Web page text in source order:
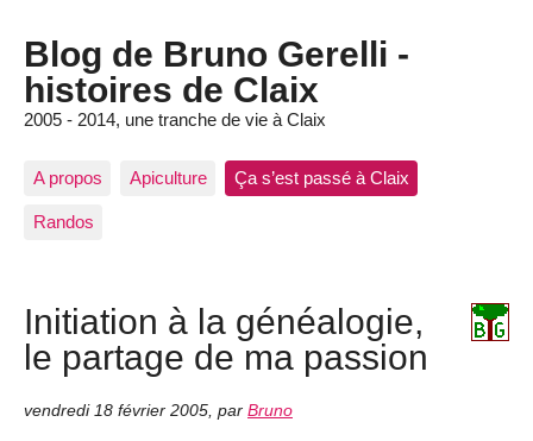
Blog de Bruno Gerelli -
histoires de Claix
2005 - 2014, une tranche de vie à Claix
A propos Apiculture Ça s’est passé à Claix
Randos
Initiation à la généalogie,
le partage de ma passion
vendredi 18 février 2005 par Bruno